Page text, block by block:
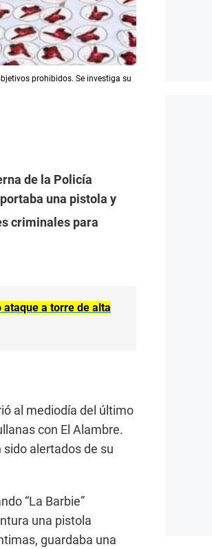
prohibidos. Se investiga su
de la Policía
una pistola y
criminales para
a torre de alta
al mediodía del último
con El Alambre.
sido alertados de su
“La Barbie”
una pistola
guardaba una